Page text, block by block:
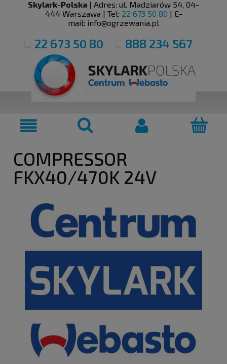
Skylark-Polska | Adres: ul. Madziarów 54, 04-
444 Warszawa | Tel: 22 673 50 80 | E-
mail: info@ogrzewania.pl
22 673 50 80 888 234 567
COMPRESSOR
FKX40/470K 24V